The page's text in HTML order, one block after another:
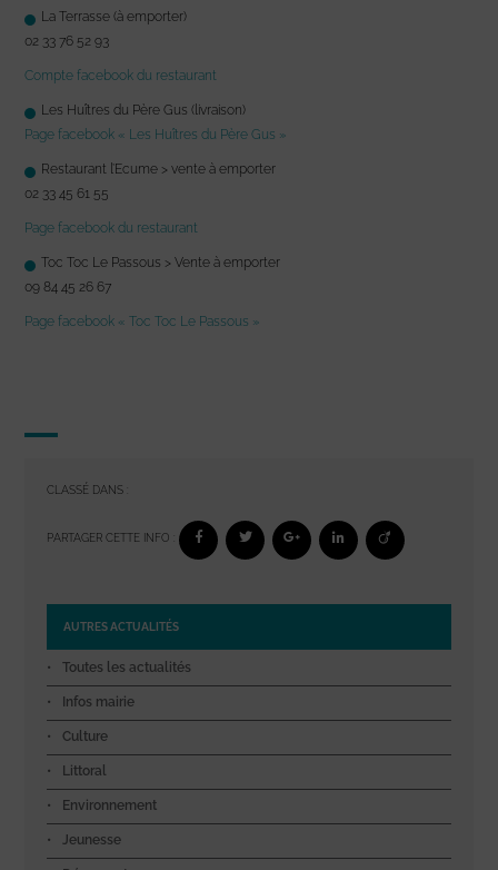
La Terrasse (à emporter)
02 33 76 52 93
Compte facebook du restaurant
Les Huîtres du Père Gus (livraison)
Page facebook « Les Huîtres du Père Gus »
Restaurant l’Ecume > vente à emporter
02 33 45 61 55
Page facebook du restaurant
Toc Toc Le Passous > Vente à emporter
09 84 45 26 67
Page facebook « Toc Toc Le Passous »
CLASSÉ DANS :
PARTAGER CETTE INFO :
AUTRES ACTUALITÉS
Toutes les actualités
Infos mairie
Culture
Littoral
Environnement
Jeunesse